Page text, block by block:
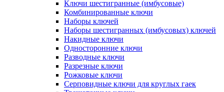
Ключи шестигранные (имбусовые)
Комбинированные ключи
Наборы ключей
Наборы шестигранных (имбусовых) ключей
Накидные ключи
Односторонние ключи
Разводные ключи
Разрезные ключи
Рожковые ключи
Серповидные ключи для круглых гаек